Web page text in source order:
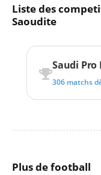
Liste des
Saoudite
Saudi Pro
306 matchs
Plus de football